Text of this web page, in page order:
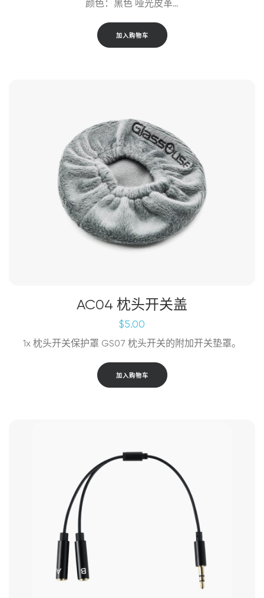
颜色：黑色 哑光皮革…
加入购物车
AC04 枕头开关盖
$5.00
1x 枕头开关保护罩 GS07 枕头开关的附加开关垫罩。
加入购物车